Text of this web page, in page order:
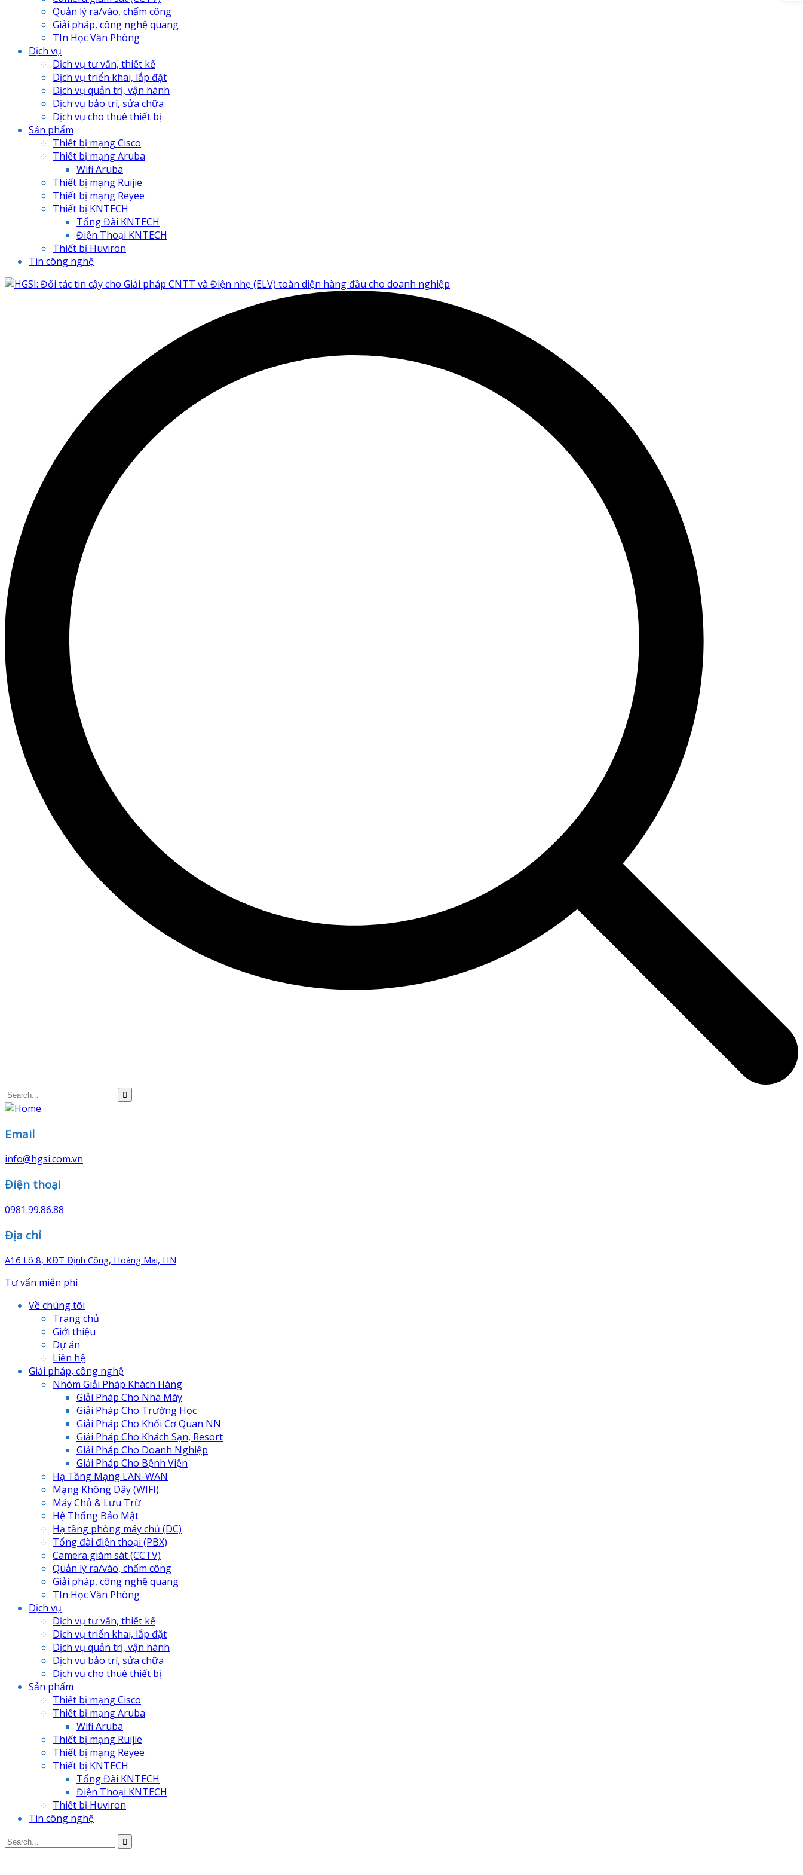
Quản lý ra/vào, chấm công
Giải pháp, công nghệ quang
TIn Học Văn Phòng
Dịch vụ
Dịch vụ tư vấn, thiết kế
Dịch vụ triển khai, lắp đặt
Dịch vụ quản trị, vận hành
Dịch vụ bảo trì, sửa chữa
Dịch vụ cho thuê thiết bị
Sản phẩm
Thiết bị mạng Cisco
Thiết bị mạng Aruba
Wifi Aruba
Thiết bị mạng Ruijie
Thiết bị mạng Reyee
Thiết bị KNTECH
Tổng Đài KNTECH
Điện Thoại KNTECH
Thiết bị Huviron
Tin công nghệ
Email
info@hgsi.com.vn
Điện thoại
0981.99.86.88
Địa chỉ
A16 Lô 8, KĐT Định Công, Hoàng Mai, HN
Tư vấn miễn phí
Về chúng tôi
Trang chủ
Giới thiệu
Dự án
Liên hệ
Giải pháp, công nghệ
Nhóm Giải Pháp Khách Hàng
Giải Pháp Cho Nhà Máy
Giải Pháp Cho Trường Học
Giải Pháp Cho Khối Cơ Quan NN
Giải Pháp Cho Khách Sạn, Resort
Giải Pháp Cho Doanh Nghiệp
Giải Pháp Cho Bệnh Viện
Hạ Tầng Mạng LAN-WAN
Mạng Không Dây (WIFI)
Máy Chủ & Lưu Trữ
Hệ Thống Bảo Mật
Hạ tầng phòng máy chủ (DC)
Tổng đài điện thoại (PBX)
Camera giám sát (CCTV)
Quản lý ra/vào, chấm công
Giải pháp, công nghệ quang
TIn Học Văn Phòng
Dịch vụ
Dịch vụ tư vấn, thiết kế
Dịch vụ triển khai, lắp đặt
Dịch vụ quản trị, vận hành
Dịch vụ bảo trì, sửa chữa
Dịch vụ cho thuê thiết bị
Sản phẩm
Thiết bị mạng Cisco
Thiết bị mạng Aruba
Wifi Aruba
Thiết bị mạng Ruijie
Thiết bị mạng Reyee
Thiết bị KNTECH
Tổng Đài KNTECH
Điện Thoại KNTECH
Thiết bị Huviron
Tin công nghệ